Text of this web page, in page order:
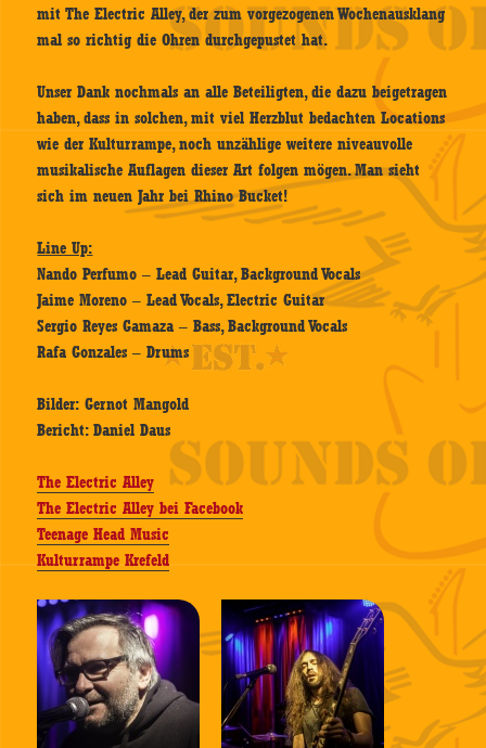
mit The Electric Alley, der zum vorgezogenen Wochenausklang
mal so richtig die Ohren durchgepustet hat.
Unser Dank nochmals an alle Beteiligten, die dazu beigetragen
haben, dass in solchen, mit viel Herzblut bedachten Locations
wie der Kulturrampe, noch unzählige weitere niveauvolle
musikalische Auflagen dieser Art folgen mögen. Man sieht
sich im neuen Jahr bei Rhino Bucket!
Line Up:
Nando Perfumo – Lead Guitar, Background Vocals
Jaime Moreno – Lead Vocals, Electric Guitar
Sergio Reyes Gamaza – Bass, Background Vocals
Rafa Gonzales – Drums
Bilder: Gernot Mangold
Bericht: Daniel Daus
The Electric Alley
The Electric Alley bei Facebook
Teenage Head Music
Kulturrampe Krefeld